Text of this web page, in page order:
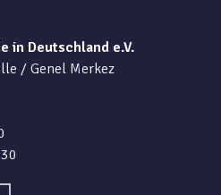
in Deutschland e.V.
/ Genel Merkez